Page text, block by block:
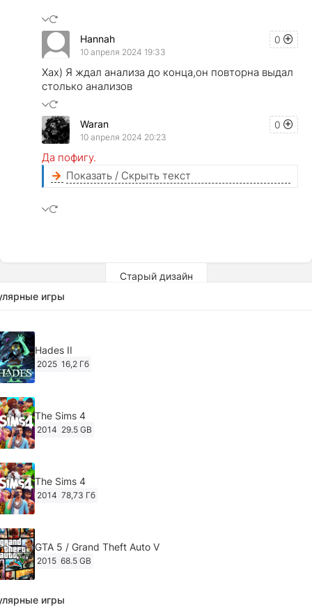
0
Hannah
10 апреля 2024 19:33
Хах) Я ждал анализа до конца,он повторна выдал
столько анализов
0
Waran
10 апреля 2024 20:23
Да пофигу.
Показать / Скрыть текст
Старый дизайн
игры
Hades II
2025 16,2 Гб
The Sims 4
2014 29.5 GB
The Sims 4
2014 78,73 Гб
GTA 5 / Grand Theft Auto V
2015 68.5 GB
Ghost of Tsushima: Director's Cut v.1053.8.1023.1614
игры